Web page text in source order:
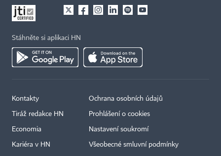
Stáhněte si aplikaci HN
Kontakty
Tiráž redakce HN
Economia
Kariéra v HN
Ochrana osobních údajů
Prohlášení o cookies
Nastavení soukromí
Všeobecné smluvní podmínky